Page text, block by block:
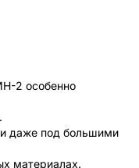
2 особенно
даже под большими
материалах.